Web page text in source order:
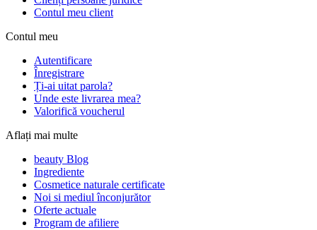
Contul meu client
Contul meu
Autentificare
Înregistrare
Ți-ai uitat parola?
Unde este livrarea mea?
Valorifică voucherul
Aflați mai multe
beauty Blog
Ingrediente
Cosmetice naturale certificate
Noi si mediul înconjurător
Oferte actuale
Program de afiliere